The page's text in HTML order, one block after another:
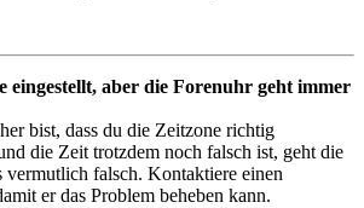
eingestellt, aber die Forenuhr geht immer
bist, dass du die Zeitzone richtig
die Zeit trotzdem noch falsch ist, geht die
vermutlich falsch. Kontaktiere einen
er das Problem beheben kann.